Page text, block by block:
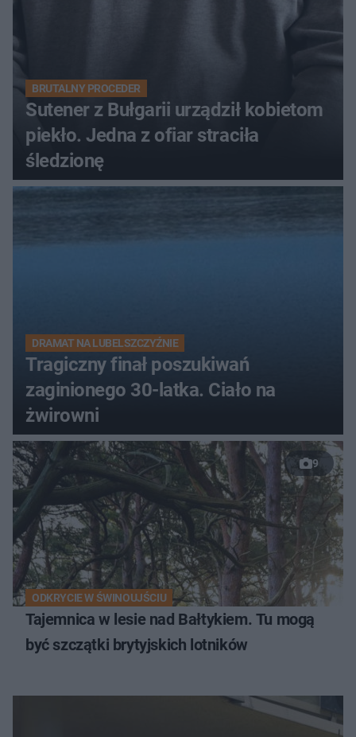
BRUTALNY PROCEDER
Sutener z Bułgarii urządził kobietom
piekło. Jedna z ofiar straciła
śledzionę
DRAMAT NA LUBELSZCZYŹNIE
Tragiczny finał poszukiwań
zaginionego 30-latka. Ciało na
żwirowni
9
ODKRYCIE W ŚWINOUJŚCIU
Tajemnica w lesie nad Bałtykiem. Tu mogą
być szczątki brytyjskich lotników